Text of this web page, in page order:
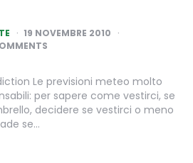
19 NOVEMBRE 2010
Le previsioni meteo molto
per sapere come vestirci, se
decidere se vestirci o meno
se…